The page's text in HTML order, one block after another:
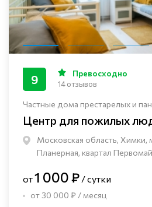
Частные дома престарелых и
Центр для пожилых
Московская область, Химки,
Планерная, квартал
9 Превосходно
14 отзывов
от1 000 ₽ / сутки
от 30 000 ₽ / месяц